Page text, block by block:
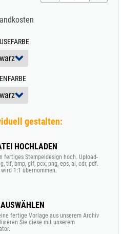
gestalten:
HOCHLADEN
fertiges Stempeldesign hoch. Upload-
tif, bmp, gif, pcx, png, eps, ai, cdr, pdf.
wird 1:1 übernommen.
fertige Vorlage aus unserem Archiv
Sie diese mit unserem